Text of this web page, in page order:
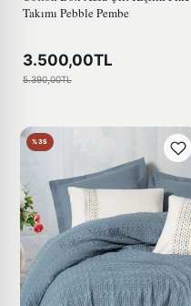
Takımı Pebble Pembe
3.500,00TL
5.390,00TL
%35